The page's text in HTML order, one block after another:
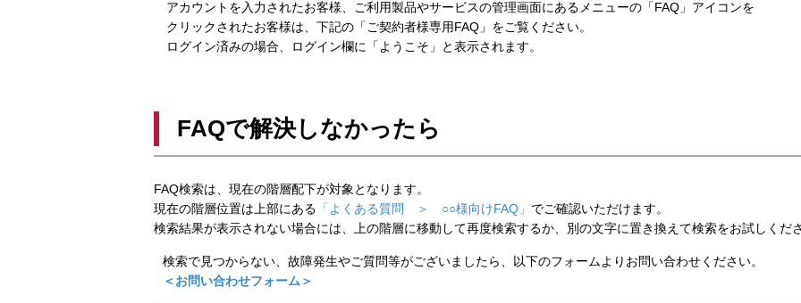
アカウントを入力されたお客様、ご利用製品やサービスの管理画面にあるメニューの「FAQ」アイコンを
クリックされたお客様は、下記の「ご契約者様専用FAQ」をご覧ください。
ログイン済みの場合、ログイン欄に「ようこそ」と表示されます。
FAQで解決しなかったら
FAQ検索は、現在の階層配下が対象となります。
現在の階層位置は上部にある 「よくある質問 ＞ ○○様向けFAQ」 でご確認いただけます。
検索結果が表示されない場合には、上の階層に移動して再度検索するか、別の文字に置き換えて検索をお試しくだ
検索で見つからない、故障発生やご質問等がございましたら、以下のフォームよりお問い合わせください。
＜お問い合わせフォーム＞